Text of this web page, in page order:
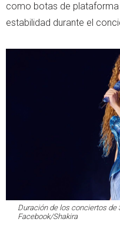
como botas de
estabilidad durante el
Duración de los conciertos de
Facebook/Shakira